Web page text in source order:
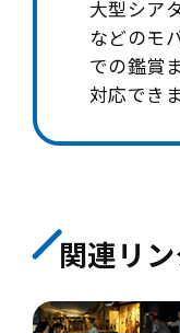
大型シア
などのモ
での鑑賞
対応できま
関連リ